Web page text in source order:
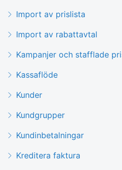
Import av prislista
Import av rabattavtal
Kampanjer och stafflade
Kassaflöde
Kunder
Kundgrupper
Kundinbetalningar
Kreditera faktura